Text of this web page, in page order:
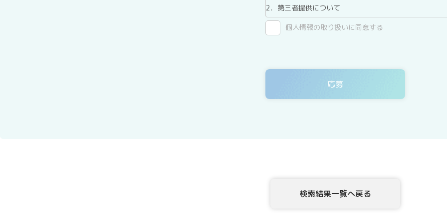
2．第三者提供について
テックアダプト会員登録者情報は、法令に基づく場合、
ん。
4．開示等の請求について
テックアダプト会員登録者様が、当社に個人情報を提供
個人情報の取り扱いに同意する
検索結果一覧へ戻る